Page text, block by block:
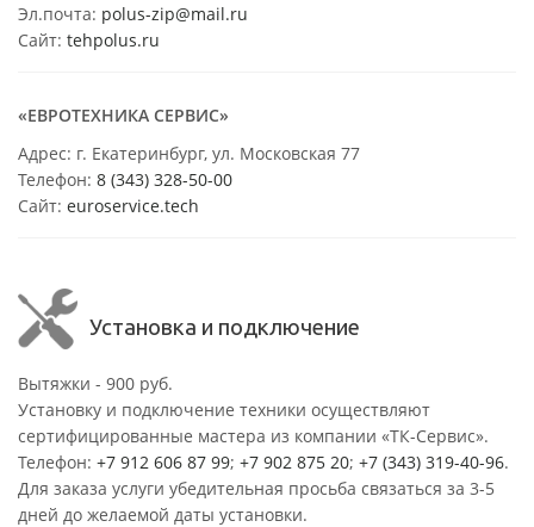
Эл.почта: polus-zip@mail.ru
Сайт: tehpolus.ru
«ЕВРОТЕХНИКА СЕРВИС»
Адрес: г. Екатеринбург, ул. Московская 77
Телефон: 8 (343) 328-50-00
Сайт: euroservice.tech
Установка и подключение
Вытяжки - 900 руб.
Установку и подключение техники осуществляют
сертифицированные мастера из компании «ТК-Сервис».
Телефон: +7 912 606 87 99; +7 902 875 20; +7 (343) 319-40-96.
Для заказа услуги убедительная просьба связаться за 3-5
дней до желаемой даты установки.